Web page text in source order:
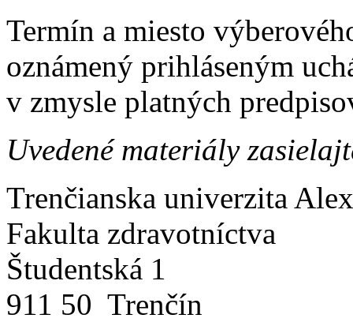
Termín a miesto
oznámený prihláseným
v zmysle platných
Uvedené materiály
Trenčianska univerzita
Fakulta zdravotníctva
Študentská 1
911 50 Trenčín